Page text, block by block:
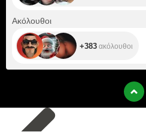
Ακόλουθοι
+383 ακόλουθοι